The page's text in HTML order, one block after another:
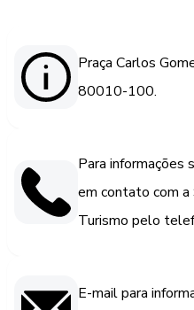
Praça Carlos
80010-100.
Para informações
em contato com a
Turismo pelo
E-mail para